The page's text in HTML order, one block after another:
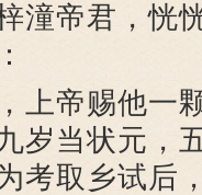
潼帝君，恍
帝赐他一
岁当状元，
考取乡试后